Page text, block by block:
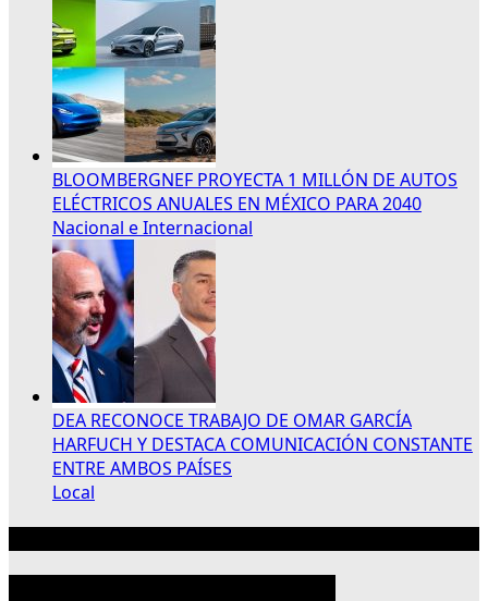
BLOOMBERGNEF PROYECTA 1 MILLÓN DE AUTOS
ELÉCTRICOS ANUALES EN MÉXICO PARA 2040
Nacional e Internacional
DEA RECONOCE TRABAJO DE OMAR GARCÍA
HARFUCH Y DESTACA COMUNICACIÓN CONSTANTE
ENTRE AMBOS PAÍSES
Local